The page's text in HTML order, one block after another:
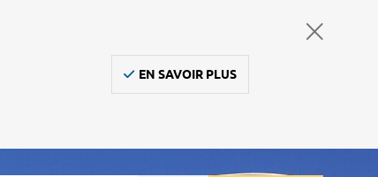
EN SAVOIR PLUS